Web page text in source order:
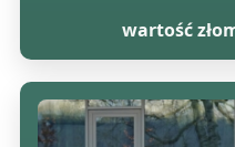
wartość